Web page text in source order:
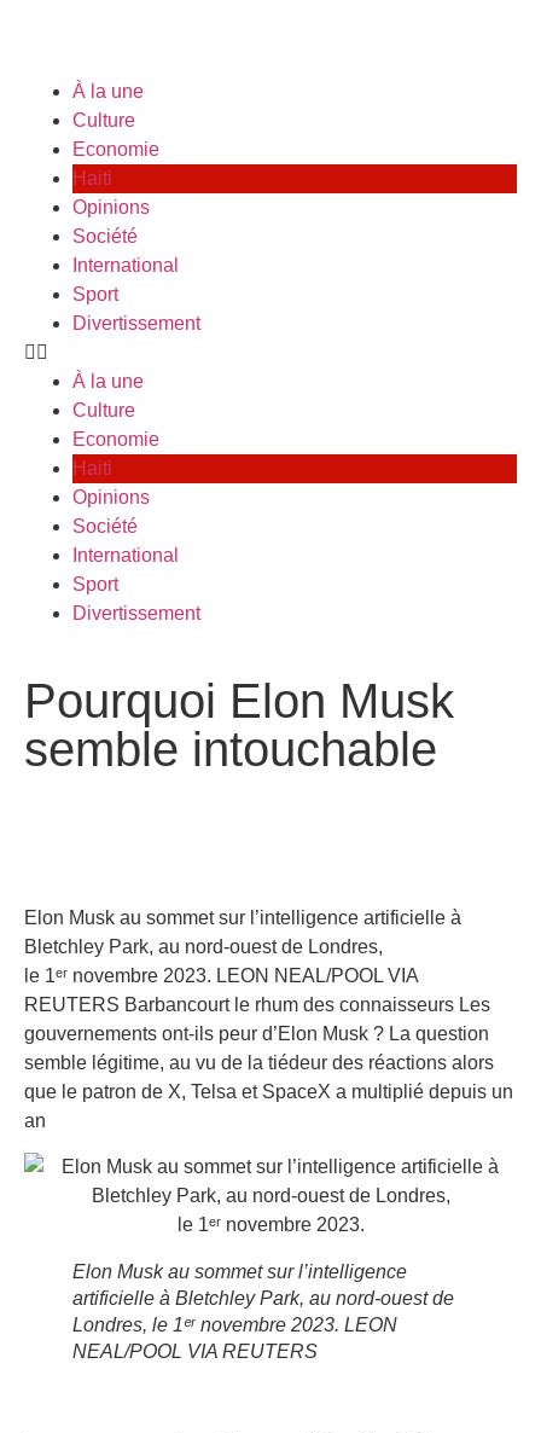
À la une
Culture
Economie
Haiti
Opinions
Société
International
Sport
Divertissement
À la une
Culture
Economie
Haiti
Opinions
Société
International
Sport
Divertissement
Pourquoi Elon Musk
semble intouchable
Elon Musk au sommet sur l’intelligence artificielle à
Bletchley Park, au nord-ouest de Londres,
le 1ᵉʳ novembre 2023. LEON NEAL/POOL VIA
REUTERS Barbancourt le rhum des connaisseurs Les
gouvernements ont-ils peur d’Elon Musk ? La question
semble légitime, au vu de la tiédeur des réactions alors
que le patron de X, Telsa et SpaceX a multiplié depuis un
an
Elon Musk au sommet sur l’intelligence
artificielle à Bletchley Park, au nord-ouest de
Londres, le 1ᵉʳ novembre 2023. LEON
NEAL/POOL VIA REUTERS